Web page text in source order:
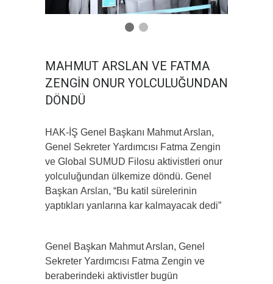
MAHMUT ARSLAN VE FATMA
ZENGİN ONUR YOLCULUĞUNDAN
DÖNDÜ
HAK-İŞ Genel Başkanı Mahmut Arslan,
Genel Sekreter Yardımcısı Fatma Zengin
ve Global SUMUD Filosu aktivistleri onur
yolculuğundan ülkemize döndü. Genel
Başkan Arslan, “Bu katil sürelerinin
yaptıkları yanlarına kar kalmayacak dedi”
Genel Başkan Mahmut Arslan, Genel
Sekreter Yardımcısı Fatma Zengin ve
beraberindeki aktivistler bugün